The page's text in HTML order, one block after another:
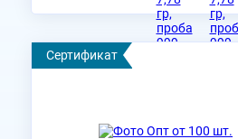
Сертификат